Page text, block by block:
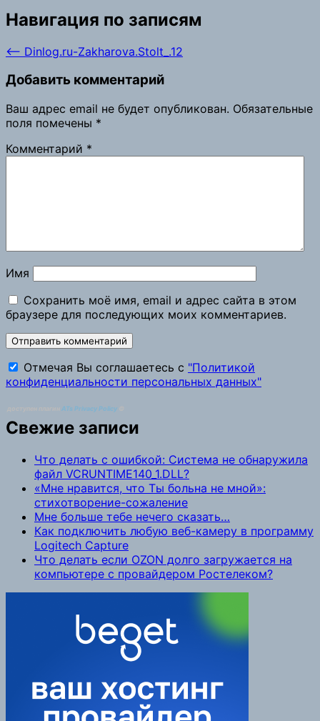
Навигация по записям
⟵ Dinlog.ru-Zakharova.Stolt_.12
Добавить комментарий
Ваш адрес email не будет опубликован. Обязательные
поля помечены *
Комментарий *
Имя
Сохранить моё имя, email и адрес сайта в этом
браузере для последующих моих комментариев.
Отмечая Вы соглашаетесь с "Политикой
конфиденциальности персональных данных"
ATs Privacy Policy
Свежие записи
Что делать с ошибкой: Система не обнаружила
файл VCRUNTIME140_1.DLL?
«Мне нравится, что Ты больна не мной»:
стихотворение-сожаление
Мне больше тебе нечего сказать…
Как подключить любую веб-камеру в программу
Logitech Capture
Что делать если OZON долго загружается на
компьютере с провайдером Ростелеком?